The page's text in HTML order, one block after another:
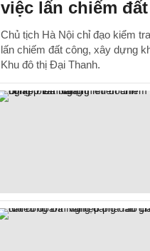
việc lấn chiếm
Chủ tịch Hà Nội chỉ đạo kiểm
lấn chiếm đất công, xây dựng
Khu đô thị Đại Thanh.